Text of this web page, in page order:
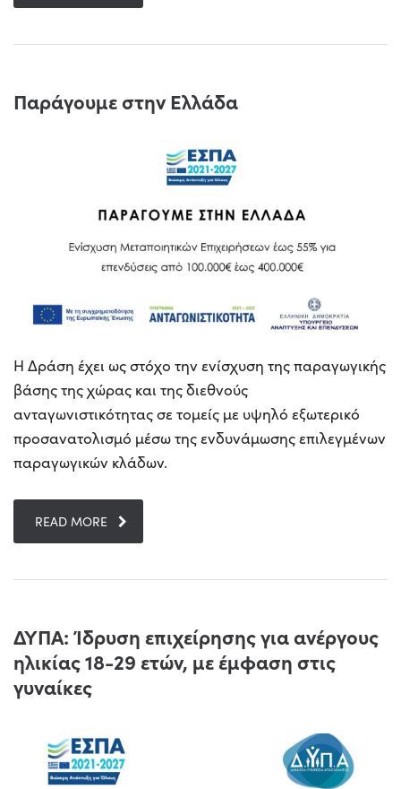
Παράγουμε στην Ελλάδα
Η Δράση έχει ως στόχο την ενίσχυση της παραγωγικής
βάσης της χώρας και της διεθνούς
ανταγωνιστικότητας σε τομείς με υψηλό εξωτερικό
προσανατολισμό μέσω της ενδυνάμωσης επιλεγμένων
παραγωγικών κλάδων.
READ MORE
ΔΥΠΑ: Ίδρυση επιχείρησης για ανέργους
ηλικίας 18-29 ετών, με έμφαση στις
γυναίκες